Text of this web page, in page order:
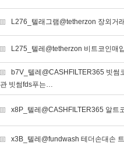
L276_텔래그램@tetherzon 장외거
L275_텔레@tetherzon 비트코인매
b7V_텔레@CASHFILTER365 빗썸
관 빗썸fds푸는…
x8P_텔레@CASHFILTER365 알트
x3B_텔레@fundwash 테더손대손